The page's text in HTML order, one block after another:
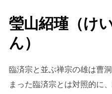
瑩山紹瑾（け
ん）
臨済宗と並ぶ禅宗の雄は曹
まった臨済宗とは対照的に